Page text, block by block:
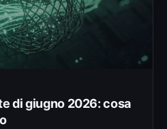
di giugno 2026: cosa